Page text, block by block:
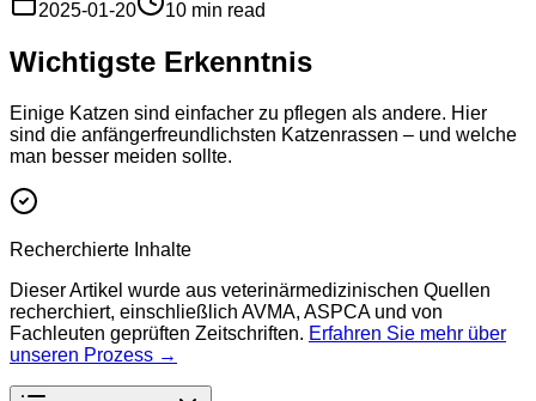
2025-01-20
10 min read
Wichtigste Erkenntnis
Einige Katzen sind einfacher zu pflegen als andere. Hier
sind die anfängerfreundlichsten Katzenrassen – und welche
man besser meiden sollte.
Recherchierte Inhalte
Dieser Artikel wurde aus veterinärmedizinischen Quellen
recherchiert, einschließlich AVMA, ASPCA und von
Fachleuten geprüften Zeitschriften. Erfahren Sie mehr über
unseren Prozess →